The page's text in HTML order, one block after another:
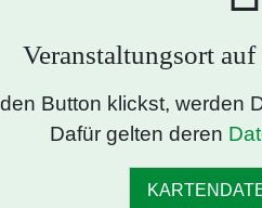
Veranstaltungsort
Button klickst, werden
Dafür gelten deren